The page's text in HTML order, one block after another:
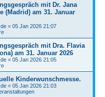
mit Dr. Jana
(Madrid) am 31. Januar
« 05 Jan 2026 21:07
mit Dra. Flavia
am 31. Januar 2026
« 05 Jan 2026 21:05
Kinderwunschmesse.
« 05 Jan 2026 21:03